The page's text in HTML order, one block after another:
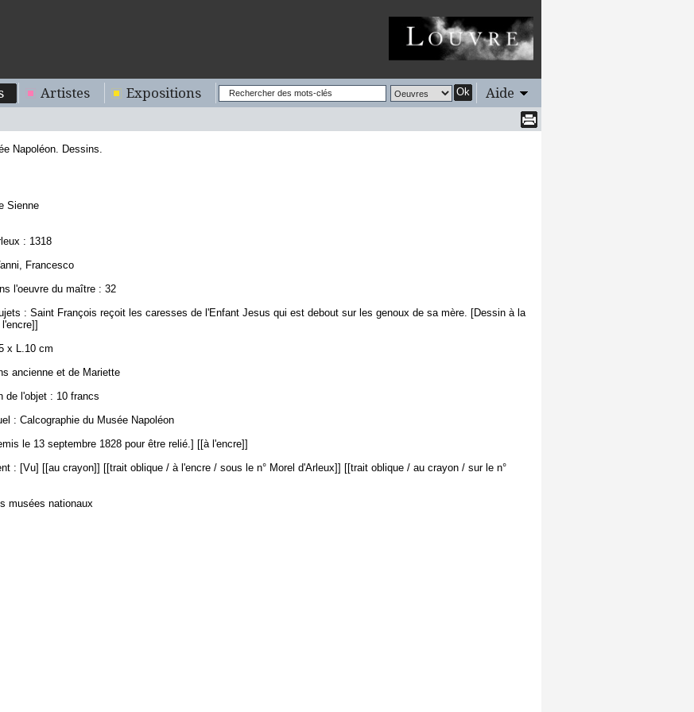
Artistes Expositions Ok Aide
Napoléon. Dessins.
Sienne
: 1318
Francesco
l'oeuvre du maître : 32
: Saint François reçoit les caresses de l'Enfant Jesus qui est debout sur les genoux de sa mère. [Dessin à la
x L.10 cm
ancienne et de Mariette
de l'objet : 10 francs
: Calcographie du Musée Napoléon
le 13 septembre 1828 pour être relié.] [[à l'encre]]
: [Vu] [[au crayon]] [[trait oblique / à l'encre / sous le n° Morel d'Arleux]] [[trait oblique / au crayon / sur le n°
musées nationaux